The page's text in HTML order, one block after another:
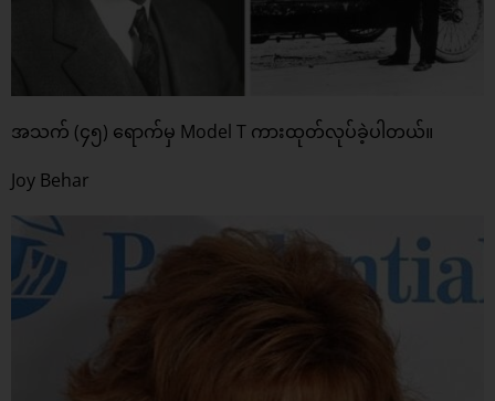
အသက် (၄၅) ရောက်မှ Model T ကားထုတ်လုပ်ခဲ့ပါတယ်။
Joy Behar